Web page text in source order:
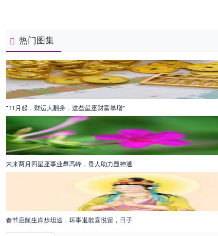
热门图集
"11月起，财运大翻身，这些星座财富暴增"
未来两月四星座事业攀高峰，贵人助力显神通
春节启航生肖步坦途，坏事退散喜悦留，日子